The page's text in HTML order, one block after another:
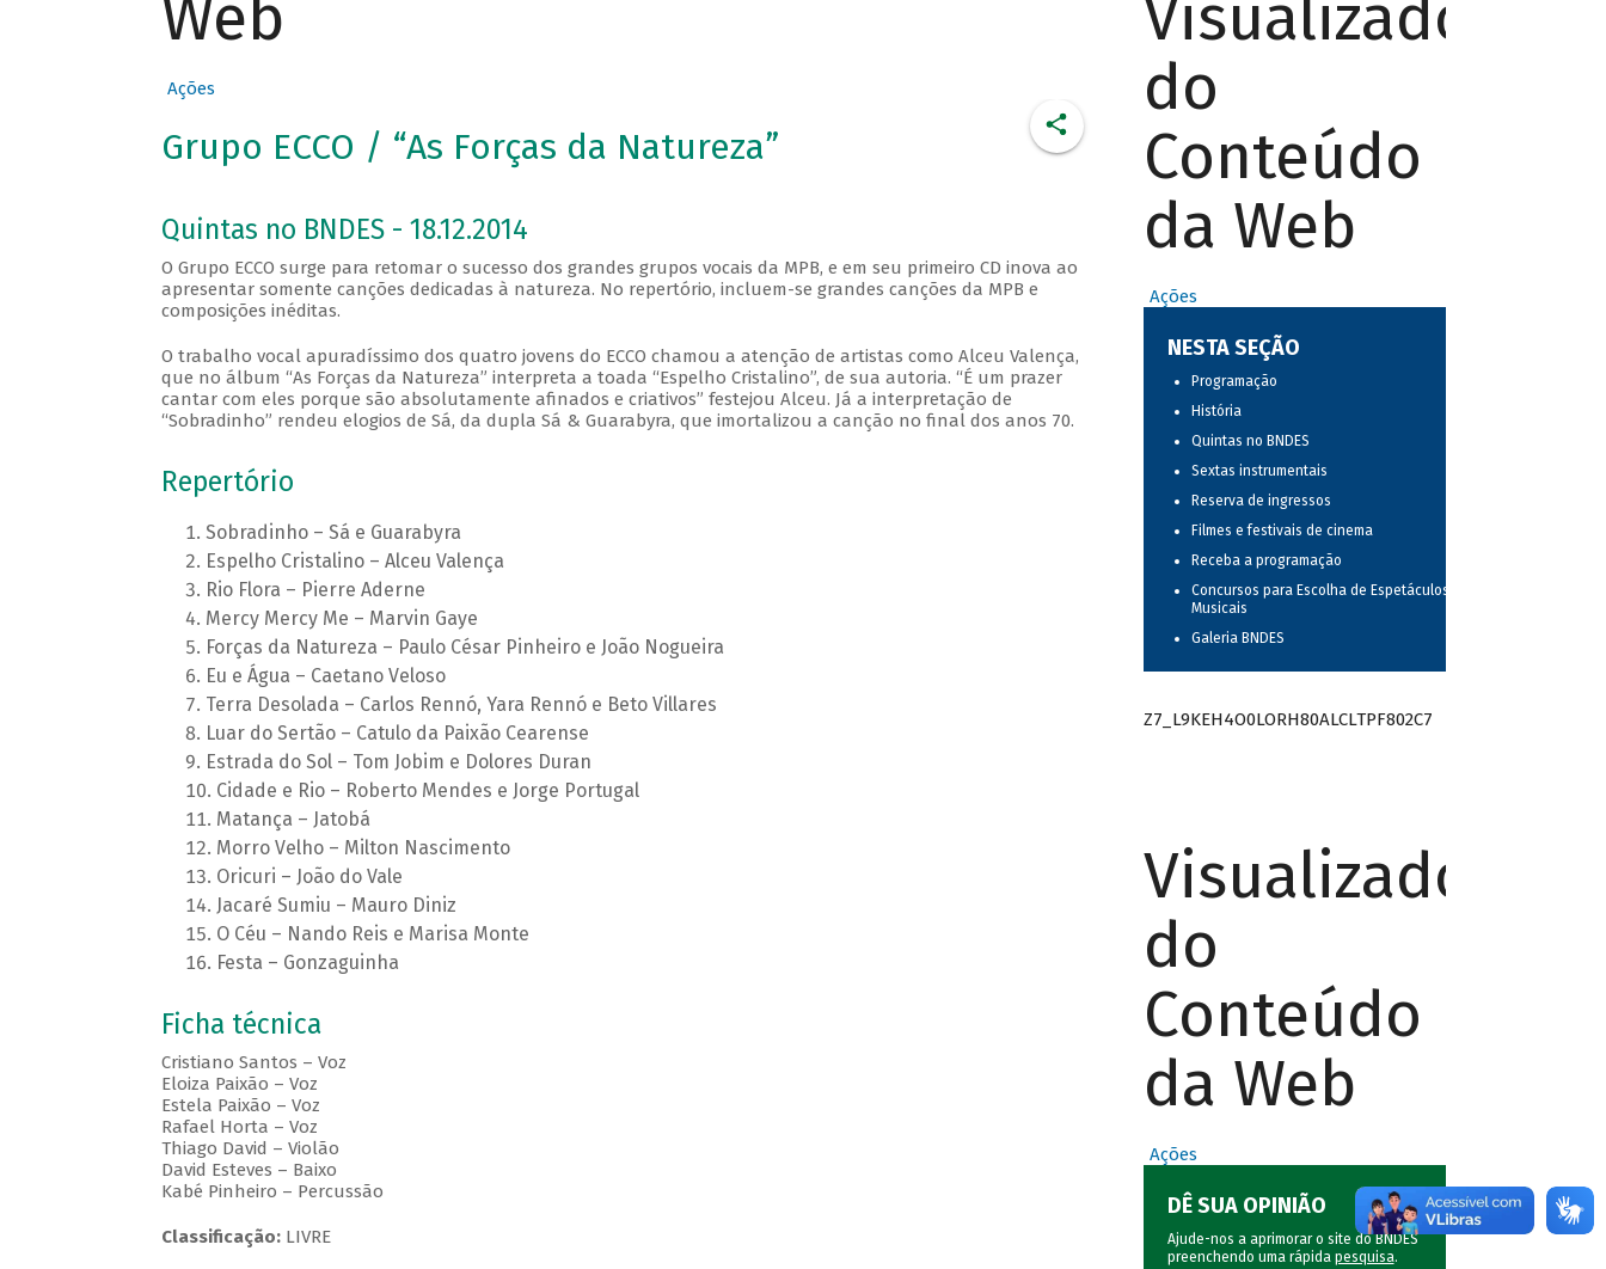
Web
Ações
Grupo ECCO / “As Forças da Natureza”
Quintas no BNDES - 18.12.2014
O Grupo ECCO surge para retomar o sucesso dos grandes grupos vocais da MPB, e em seu primeiro CD inova ao
apresentar somente canções dedicadas à natureza. No repertório, incluem-se grandes canções da MPB e
composições inéditas.
O trabalho vocal apuradíssimo dos quatro jovens do ECCO chamou a atenção de artistas como Alceu Valença,
que no álbum “As Forças da Natureza” interpreta a toada “Espelho Cristalino”, de sua autoria. “É um prazer
cantar com eles porque são absolutamente afinados e criativos” festejou Alceu. Já a interpretação de
“Sobradinho” rendeu elogios de Sá, da dupla Sá & Guarabyra, que imortalizou a canção no final dos anos 70.
Repertório
Sobradinho – Sá e Guarabyra
Espelho Cristalino – Alceu Valença
Rio Flora – Pierre Aderne
Mercy Mercy Me – Marvin Gaye
Forças da Natureza – Paulo César Pinheiro e João Nogueira
Eu e Água – Caetano Veloso
Terra Desolada – Carlos Rennó, Yara Rennó e Beto Villares
Luar do Sertão – Catulo da Paixão Cearense
Estrada do Sol – Tom Jobim e Dolores Duran
Cidade e Rio – Roberto Mendes e Jorge Portugal
Matança – Jatobá
Morro Velho – Milton Nascimento
Oricuri – João do Vale
Jacaré Sumiu – Mauro Diniz
O Céu – Nando Reis e Marisa Monte
Festa – Gonzaguinha
Ficha técnica
Cristiano Santos – Voz
Eloiza Paixão – Voz
Estela Paixão – Voz
Rafael Horta – Voz
Thiago David – Violão
David Esteves – Baixo
Kabé Pinheiro – Percussão
Classificação:LIVRE
Visualizador
do
Conteúdo
da Web
Ações
NESTA SEÇÃO
Programação
História
Quintas no BNDES
Sextas instrumentais
Reserva de ingressos
Filmes e festivais de cinema
Receba a programação
Concursos para Escolha de Espetáculos
Musicais
Galeria BNDES
Z7_L9KEH4O0LORH80ALCLTPF802C7
Visualizador
do
Conteúdo
da Web
Ações
DÊ SUA OPINIÃO
Ajude-nos a aprimorar o site do BNDES
preenchendo uma rápida pesquisa.